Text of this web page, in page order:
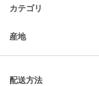
カテゴリ
産地
配送方法